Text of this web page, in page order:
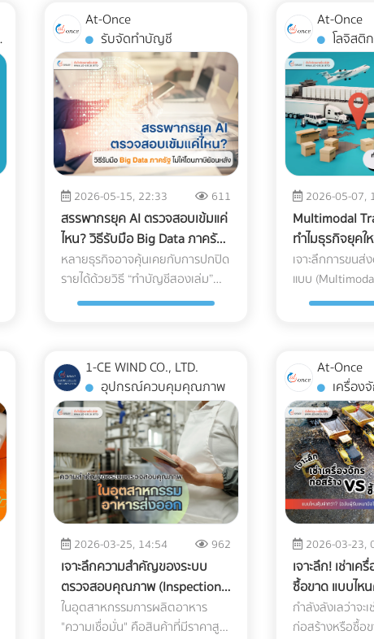
ต้องใช้รถบรรทุกที่ติดตั้งช่วงล่าง
แบบถุงลมเท่านั้น เพื่อดูดซับแรงสั่น
สะเทือนและแรงกระแทกจากพื้นถนน
ให้เหลือน้อยที่สุด คุ้มครองเซนเซอร์
ภายในเครื่องจักรให้อยู่ในสภาพ
100% บริการ White Glove
Service: การขนส่งระดับนี้ไม่ได้จบแค่
การดรอปของไว้หน้าประตูโรง
พยาบาล แต่ทีมขนส่งต้องมีความ
เชี่ยวชาญในการแกะกล่อง
(Unpacking) นำเครื่องมือเข้าไปติด
ตั้งยังห้องปฏิบัติการที่ซับซ้อน และ
จัดการนำขยะบรรจุภัณฑ์กลับไปทิ้ง
อย่างถูกวิธี มาตรฐานคุณภาพระดับ
สากล (Certifications): พาร์ทเนอร์
ด้าน Logistics ของคุณควรมีใบรับ
มือแพทย์) หรือ GDP (Good
Distribution Practice) เพื่อการัน
ตีความมืออาชีพ ระบบติดตามแบบ
Real-Time (IoT Tracking): ในยุคนี้
การเช็กแค่ว่า "ของถึงไหนแล้ว" ไม่
พออีกต่อไป ต้องมีเซนเซอร์ IoT ติด
ไว้กับกล่องสินค้า เพื่อวัดค่า G-
Force (แรงกระแทก), อุณหภูมิ และ
ความเอียง (Tilt) ตลอดการเดินทาง
ซึ่งข้อมูลเหล่านี้สามารถใช้เป็นหลัก
ฐานยืนยันความสมบูรณ์ของสินค้า
เมื่อส่งมอบได้ สรุปความคุ้มค่า
(ROI): ทำไมถึงควรลงทุนใน
Specialized Logistics? ผู้บริหาร
เลิกหว่านโฆษณ
ใช้กลยุทธ์ยิงแอด
กลุ่มคนต่างชาติ
เช่น ค้นหาผู้ที่สน
Thailand",
Thailand" หรือ
ยังกลุ่มที่เคยเข้
คุณแต่ยังไม่ตัดสินใจจ
ให้โอกาสหลุดล
ช่วยคุณหาทีมที่ใ
โครงสร้างราคา
Page ที่มี
การยิงโฆษณาเ
ต้องอาศัยความ
ทาง หากทีม In-
คุณมีงานล้นมือ
ห้องพักต้องว่างเ
Season! ยกระดั
ของคุณวันนี้ เข้
ร์ที่เชี่ยวชาญบน
แพลตฟอร์มรวบ
นำของไทย เรา
จบในที่เดียว:
Agency: ผู้เชี่ย
กลยุทธ์และยิงแอ
ชาติ Web
Designer: ทีมส
และระบบ
SEO Specialist:
โรงแรมของคุณ
หรือไม่ นอกจากนี้ต้องมีป้ายบอก
ทางหนีไฟที่ชัดเจน ระบบแสงสว่าง
ฉุกเฉิน และบันไดที่กว้างพอสำหรับ
การอพยพผู้คนหากเกิดเหตุฉุกเฉิน
3. สภาพการระบายน้ำ (Drainage
System) ดาดฟ้าคือด่านแรกที่ต้อง
ปะทะกับพายุฝน หากพื้นที่ดาดฟ้า
ของคุณมีระดับความลาดเอียง
(Slope) ไม่ดีพอ หรือท่อระบายน้ำ
(Floor Drain) อุดตัน จะทำให้เกิด
ปัญหาน้ำท่วมขัง สิ่งที่ต้องทำ: ก่อน
ปูพื้นใหม่ ควรเช็กระดับความลาด
เอียงของพื้นคอนกรีตว่าสามารถ
ทำให้น้ำไหล ลงท่อได้สะดวกหรือไม่
และควรเพิ่มจุดระบายน้ำ หรือใส่
ตะแกรงกันเศษใบไม้ขยะอุดตัน ????
หลายคนมักตกหลุมพรางด้วย
การนำหญ้าเทียม แผ่นไม้เทียม
(Wood Plastic Composite) หรือ
กระเบื้อง ไปปูทับลงบนพื้นคอนกรีต
ดาดฟ้าเดิมโดยตรง เพราะคิดว่าพื้น
ปูนเก่าก็ดูแข็งแรงดี แต่นี่คือ "ฝัน
ร้าย" ที่รอวันปะทุเมื่อหน้าฝนมาเยือน
ธรรมชาติของพื้นคอนกรีตดาดฟ้าที่
ต้องตากแดดตากฝนมาหลายปี
ย่อมมีการยืดและหดตัวจนเกิด "รอย
แตกร้าวขนาดเล็ก (Hairline
Cracks)" ที่ตาเปล่ามองไม่เห็น เมื่อ
คุณนำวัสดุไปปูทับ น้ำฝนจะซึมผ่าน
ร่องพื้นลงไปขังอยู่ใต้แผ่นหญ้าเทียม
เปลี่ยนไปใช้พล
สลายได้ (เช่น
เปราะบาง ทนคว
กรอบและแตกหั
อุณหภูมิติดลบ แ
ซึมผ่านของไอน้ำ
อาหารสูญเสีย
อย่างรวดเร็ว 3 กลยุทธ์รักษาสมดุล:
รักษ์โลกได้ โดย
แข็งไม่พัง หากโ
ต้องการเดินหน้า
packaging ใน
แช่แข็ง นี่คือทา
ระดับโลกกำลังป
ผ่านสู่ Mono-
(พลาสติกชนิดเ
หน้าไปที่โครงส
PE
พลาสติกตระกูล
เป็นถุง เนื่องจา
การทนความเย็
แตก และที่สำคัญ
รีไซเคิลเข้าสู่ระ
(Circular
ตอบโจทย์กฎหม
ทันที 2. ใช้เทคโ
เกรดความเหนี
เจาะทะลุ เพื่อแ
แข็งแรง โรงงาน
ใช้เทคโนโลยี
ได้มาตรฐาน นี่คือสิ่งที่อาจต้องจ่าย
คืนในภายหลัง: 1. ต้นทุนจากของ
เสียและเวลาสูญเปล่าในไลน์ผลิต
(False Reject & Downtime) อะไหล่
ที่ราคาถูกมักจะแลกมากับการ
ควบคุมคุณภาพ (QC) ที่หละหลวม
สมมติว่ามีการนำ Stop Valve ที่ไม่
ได้มาตรฐานมาประกอบ เมื่อถึงขั้น
ตอนทดสอบแรงดัน แล้วพบว่าวาล์ว
เกิดการรั่วซึม สิ่งที่ตามมาคือ
โรงงานต้องหยุดสายพานการผลิต
เสียเวลาถอดประกอบใหม่ และสูญ
เสียต้นทุนค่าแรงของพนักงานไป
อย่างเปล่าประโยชน์ (Downtime
Cost) 2. ค่าใช้จ่ายในการเคลมสินค้า
และชื่อเสียงที่เสียไป (Warranty
อากาศ ชิ้นส่วนอย่าง Accumulator
ทำหน้าที่สำคัญในการดักจับ
ของเหลวไม่ให้ไหลกลับเข้าไปทำลาย
คอมเพรสเซอร์ หาก Accumulator
เกิดสนิมทะลุ หรือดักของเหลวไม่ได้
คอมเพรสเซอร์จะพังก่อนหมดอายุ
การใช้งานทันที ต้นทุนในการส่งช่าง
ไปซ่อมบำรุงหน้างาน (After-sales
Service) และการเสียชื่อเสียงของ
แบรนด์ เป็นต้นทุนแฝงที่แพงกว่า
ส่วนต่างค่าอะไหล่หลายร้อยเท่า 3.
ต้นทุนจากการไม่ผ่านมาตรฐาน
สากล (Compliance Risks) ในปี
2026 ทั่วโลกหันมาใช้น้ำยาแอร์รักษ์
ต้องการการดูแ
เข้าใจความสำ
ต้องเข้าใจธรร
ก่อน มัทฉะคือกา
ละเอียดด้วยโม่
ไมครอน ทำให้
สัมผัสกับอากา
ทำลายคุณภาพ
ประการหลัก: ค
อุณหภูมิที่สูงเกินไป
กระบวนการสลา
ฟิลล์
สว่างสดใส
เป็นสีเหลืองอมน้
brown) ออกซิเ
เกิดปฏิกิริยาออ
และสารต้านอนุ
ทำให้รสชาติอูมามิ
ความขมฝาดขึ้น
แสง (Moisture
เติบโตของจุลินท
ชาซีดจางลงอย่างร
Chain
เส้นทาง ญี่ปุ่น-ไ
Cold Chain สำ
การนำสินค้าไป
"ควบคุมอุณหภูมิแ
แบบไร้รอยต่อ"
Temperature
ฟาร์มที่ญี่ปุ่นจนถึง
เฉพาะเมื่อไซต์งานตั้งอยู่ใน พื้นที่ลุ่ม
ต่ำ ปัญหาน้ำท่วมไซต์งานไม่เพียงแต่
ทำให้โครงการล่าช้า แต่ยังสร้าง
ความเสียหายหลักล้านบาทหาก
เครื่องจักรหนัก เช่น รถขุดดิน หรือ
รถตอกเสาเข็ม จมน้ำ นี่คือกรณี
ศึกษาและบทเรียนการจัดการพื้นที่
ก่อสร้าง ว่าด้วย วิธีป้องกัน
การวาง ระบบระบายน้ำ (Drainage
System) อย่างมืออาชีพ ปัญหาและ
ความท้าทายของพื้นที่ลุ่มต่ำ ไซต์
งานในพื้นที่ลุ่มต่ำมักเผชิญกับสภาพ
ดินเหนียวที่อุ้มน้ำ (ไม่ซึมน้ำ) และมี
ระดับน้ำใต้ดินสูง เมื่อเกิดฝนตกหนัก
เกิด Downtime หรือเวลาที่สูญเปล่า
ของโครงการที่ประเมินค่าไม่ได้ กล่าว
คือ ปัญหาน้ำท่วมขังในพื้นที่ลุ่มต่ำ
ไม่ได้สร้างความเสียหายแค่ค่าซ่อม
บำรุงเครื่องจักรเท่านั้น แต่ทุกชั่วโมง
ที่รถขุดหรือรถเบคโฮต้องจอดนิ่ง
สนิท นั่นหมายถึงค่าแรงคนงานที่
เสียเปล่า ค่าเช่าเครื่องจักรที่บาน
ปลาย และความเสี่ยงที่จะโดนค่าปรับ
จากความล่าช้าในการส่งมอบ
โครงการ การลงทุนวางระบบระบาย
น้ำที่ได้มาตรฐานตั้งแต่เนิ่นๆ จึง
เป็นการซื้อความเสี่ยงที่คุ้มค่าที่สุด
กรณีศึกษาจำลอง: การวางระบบ
ระบายน้ำพื้นที่ก่อสร้าง ในการแก้
สร้างความเสียห
โรงงานส่วนใหญ่
อาหาร อยู่แล้ว
การคัดทิ้งผิดพล
ซึ่งทำให้สูญเสีย
Waste) และเสียต้นทุน ใน
ตรวจสอบคุณภา
Learning โรง
ยุคใหม่ที่แม่นยำ
ปัญหา False
ซึ่งถือเป็นมาตร
อาหารในไทยต้
แนวทางสากลนี้ Machine
Learning เปลี่
ระบบ AI ในการ
Detection (การ
ปกติ) แทนที่จะตั้
แบบตายตัว AI จ
อาหารที่สมบูร
เมื่อเจอสิ่งผิดป
ผิวที่ซับซ้อน (เช่
รวม) AI จะประม
อย่างแม่นยำ 3
ใหม่ของระบบ
การตรวจจับสิ่ง
หนาแน่นต่ำ: AI
x-ray ตรวจจับ
หรือกระดูกอ่อนใ
สิ่งที่รังสี X-ray
At-Once
รับจัดทำบัญชี
2026-05-15, 22:33 611
สรรพากรยุค AI ตรวจสอบเข้มแค่
ไหน? วิธีรับมือ Big Data ภาครัฐ
ไม่ให้โดนภาษีย้อนหลัง
หลายธุรกิจอาจคุ้นเคยกับการปกปิด
รายได้ด้วยวิธี “ทำบัญชีสองเล่ม”
กล่าวง่ายๆ คือ เล่มหนึ่งมีไว้ใช้จริง
ภาษีด้วย AI และ Big Data ที่ทำงาน
ตลอด 24 ชั่วโมง จากเดิมที่ต้องใช้
“เจ้าหน้าที่” ในการสุ่มตรวจเอกสาร
แบบ Manual ในวันนี้ เราไม่อาจใช้วิธี
เดิมในการหลีกเลี่ยงภาษีได้อีกต่อไป
เพราะระบบไม่ได้ดูแค่สิ่งที่คุณยื่น แต่ดู
"สิ่งที่คนอื่นยื่นเกี่ยวกับคุณด้วย"
คำถามสำคัญคือ... ธุรกิจของคุณ
หรือยัง? ในวันที่ข้อมูลทางการเงิน
ทุกเส้นทางเชื่อมโยงถึงกัน 3 วิธี
เตรียมพร้อมรับมือ ให้ธุรกิจ
ปลอดภัยจาก "ภาษีย้อนหลัง" นี่คือ
3 ตัววิธีปรับตัวสำคัญ ที่เจ้าของ
At-Once
การจัดส่ง
2026-05-07,
Multimodal
ทำไมธุรกิจยุค
ผสาน "รถ-ราง-
การขนส่ง
เจาะลึกการขน
แบบ
รอดของธุรกิจ
1-CE WIND CO., LTD.
อุปกรณ์ควบคุมคุณภาพ
2026-03-25, 14:54 962
เจาะลึกความสำคัญของระบบ
ตรวจสอบคุณภาพ (Inspection
System) ในอุตสาหกรรมอาหาร
ส่งออก: ปราการด่านสุดท้ายสู่
ในอุตสาหกรรมการผลิตอาหาร
"ความเชื่อมั่น" คือสินค้าที่มีราคาสูง
At-Once
เครื่อง
2026-03-23,
เจาะลึก! เช่าเ
ซื้อขาด แบบไห
ผู้รับเหมามือใ
กำลังลังเลว่าจะ
ก่อสร้างหรือซื้อ